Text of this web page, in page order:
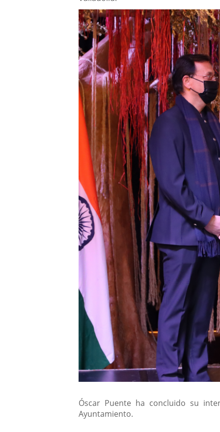
Óscar Puente ha concluido su
Ayuntamiento.